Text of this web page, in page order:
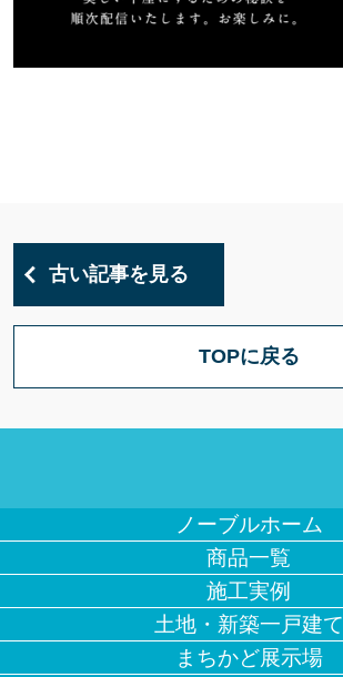
古い記事を見る
TOPに戻る
ノーブルホーム
商品一覧
施工実例
土地・新築一戸建て
まちかど展示場